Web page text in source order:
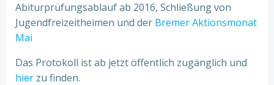
Abiturprüfungsablauf ab 2016, Schließung von
Jugendfreizeitheimen und der Bremer Aktionsmonat
Mai
Das Protokoll ist ab jetzt öffentlich zugänglich und
hier zu finden.